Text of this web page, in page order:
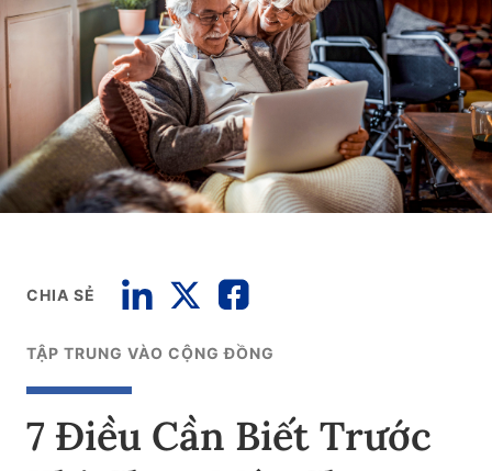
CHIA SẺ
TẬP TRUNG VÀO CỘNG ĐỒNG
7 Điều Cần Biết Trước